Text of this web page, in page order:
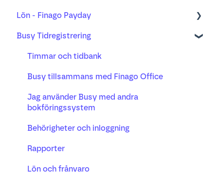
Projekt
Lön
Busy tidsregistrering
Underlag, kvitto och godkännande
Moms
Anläggningsregister
AI-mottagandet
Valuta
Bankavstämning
Betalning
Order
Faktura
Distribution
Påminnelse och inkasso
Lön - Finago Payday
Anställda, anställningsförhållande och lön
Arbetsgivaravgift och skatteavdrag
Reseräkning och utlägg
Semester, frånvaro och pension
Busy Tidregistrering
Timmar och tidbank
Busy tillsammans med Finago Office
Jag använder Busy med andra
bokföringssystem
Behörigheter och inloggning
Rapporter
Lön och frånvaro